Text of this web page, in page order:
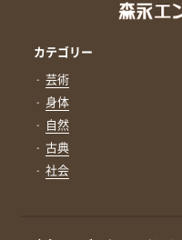
カテゴリー
芸術
身体
自然
古典
社会